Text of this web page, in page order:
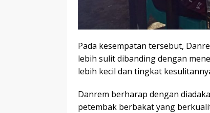
Pada kesempatan tersebut,
lebih sulit dibanding dengan
lebih kecil dan tingkat
Danrem berharap dengan
petembak berbakat yang